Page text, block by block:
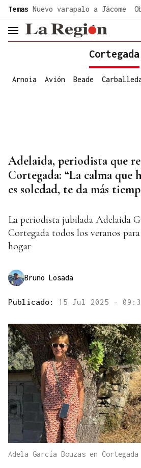
Temas Nuevo varapalo a Jácome
header.menu.open
Cortegada
Arnoia Avión Beade
Adelaida, periodista que
Cortegada: “La calma que
es soledad, te da más
La periodista jubilada Adelaida
Cortegada todos los veranos
hogar
Bruno Losada
Publicado: 15 Jul 2025 -
Adela García Bouzas en Cortegada